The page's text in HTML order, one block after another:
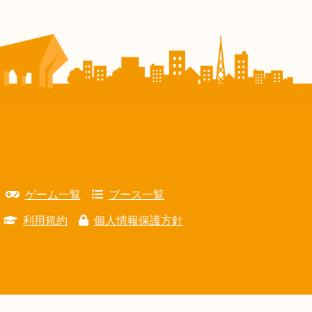
ゲーム一覧 ブース一覧
利用規約 個人情報保護方針